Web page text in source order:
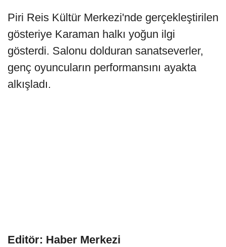
Piri Reis Kültür Merkezi'nde gerçekleştirilen
gösteriye Karaman halkı yoğun ilgi
gösterdi. Salonu dolduran sanatseverler,
genç oyuncuların performansını ayakta
alkışladı.
Editör: Haber Merkezi